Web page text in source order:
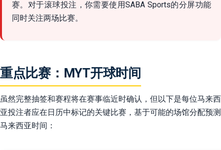
赛。对于滚球投注，你需要使用SABA Sports的分屏功能
同时关注两场比赛。
重点比赛：MYT开球时间
虽然完整抽签和赛程将在赛事临近时确认，但以下是每位马来西
亚投注者应在日历中标记的关键比赛，基于可能的场馆分配预测
马来西亚时间：